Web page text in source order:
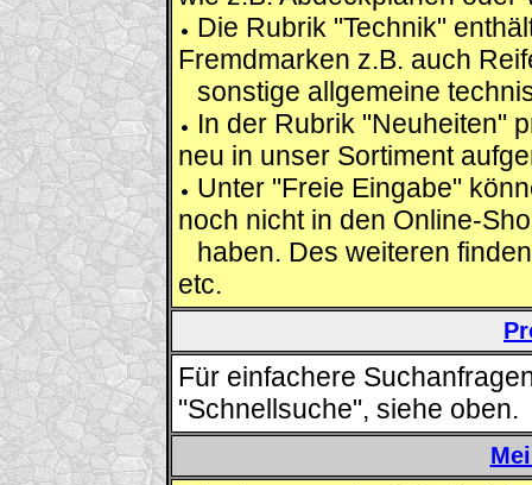
Die Rubrik "Technik"
Fremdmarken z.B. auch
sonstige allgemeine
In der Rubrik "Neuheiten"
neu in unser Sortiment
Unter "Freie Eingabe"
noch nicht in den Online-
haben. Des weiteren
etc.
Für einfachere
"Schnellsuche", siehe oben.